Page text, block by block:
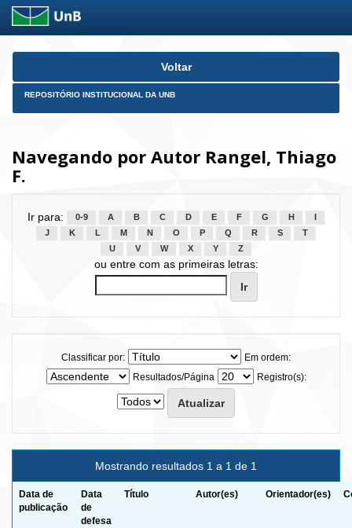
Skip
Voltar
REPOSITÓRIO INSTITUCIONAL DA UNB
Navegando por Autor Rangel, Thiago
F.
Ir para: 0-9 A B C D E F G H
J
K L M N O P Q R S
T
U
V W X Y Z
ou entre com as primeiras letras:
Classificar por:
Em ordem:
Resultados/Página
Registro(s):
Mostrando resultados 1 a 1 de 1
Data de
publicação
Data
de
defesa
Título Autor(es) Orientador(es)